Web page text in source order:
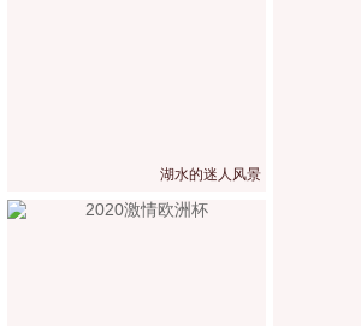
湖水的迷人风景